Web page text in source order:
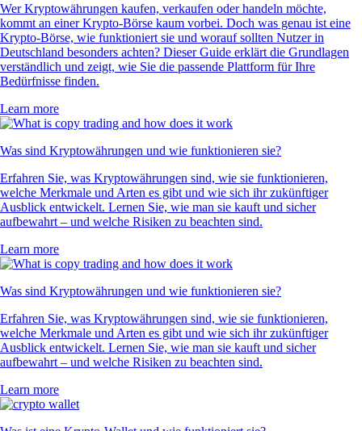
Wer Kryptowährungen kaufen, verkaufen oder handeln möchte,
kommt an einer Krypto-Börse kaum vorbei. Doch was genau ist eine
Krypto-Börse, wie funktioniert sie und worauf sollten Nutzer in
Deutschland besonders achten? Dieser Guide erklärt die Grundlagen
verständlich und zeigt, wie Sie die passende Plattform für Ihre
Bedürfnisse finden.
Learn more
Was sind Kryptowährungen und wie funktionieren sie?
Erfahren Sie, was Kryptowährungen sind, wie sie funktionieren,
welche Merkmale und Arten es gibt und wie sich ihr zukünftiger
Ausblick entwickelt. Lernen Sie, wie man sie kauft und sicher
aufbewahrt – und welche Risiken zu beachten sind.
Learn more
Was sind Kryptowährungen und wie funktionieren sie?
Erfahren Sie, was Kryptowährungen sind, wie sie funktionieren,
welche Merkmale und Arten es gibt und wie sich ihr zukünftiger
Ausblick entwickelt. Lernen Sie, wie man sie kauft und sicher
aufbewahrt – und welche Risiken zu beachten sind.
Learn more